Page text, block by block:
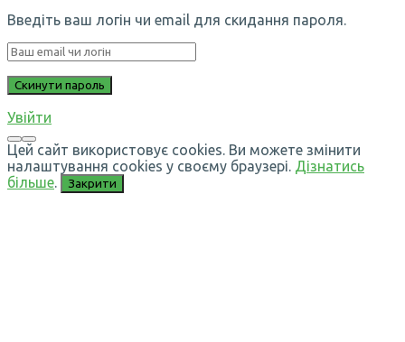
Введіть ваш логін чи email для скидання пароля.
Увійти
Цей сайт використовує cookies. Ви можете змінити
налаштування cookies у своєму браузері. Дізнатись
більше. Закрити